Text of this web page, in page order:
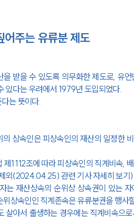
어주는 유류분 제도
을 받을 수 있도록 의무화한 제도로, 유
있다는 우려에서 1979년 도입되었다.
는 뜻이다.
상속인은 피상속인의 재산의 일정한
1112조에 따라 피상속인의 직계비속,
외(2024.04.25) 관련 기사 자세히 보기)
는 재산상속의 순위상 상속권이 있는
상속인인 직계존속은 유류분권을 행사
살아서 출생하는 경우에는 직계비속으